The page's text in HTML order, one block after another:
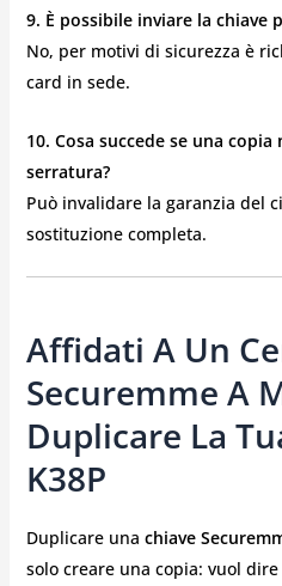
9. È possibile inviare la chiave
No, per motivi di sicurezza è
card in sede.
10. Cosa succede se una
serratura?
Può invalidare la garanzia del
sostituzione completa.
Affidati A Un
Securemme A
Duplicare La
K38P
Duplicare una chiave
solo creare una copia: vuol